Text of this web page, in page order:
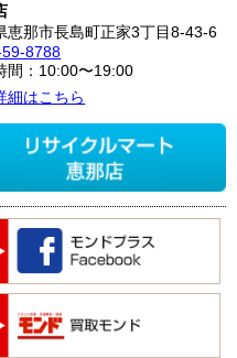
恵那市長島町正家3丁目8-43-6
8788
間：10:00〜19:00
細はこちら